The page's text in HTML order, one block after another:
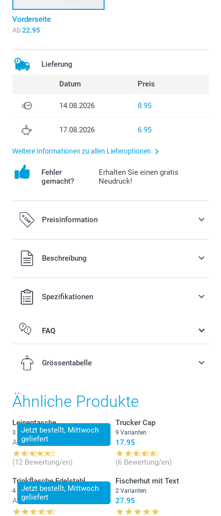
Vorderseite
Ab 22.95
Lieferung
Datum Preis
14.08.2026 8.95
17.08.2026 6.95
Weitere Informationen zu allen Lieferoptionen
Fehler
gemacht?
Erhalten Sie einen gratis
Neudruck!
Preisinformation
Alle Preise verstehen sich in Schweizer Franken (CHF) inkl.
MwSt. und zzgl. Versandkosten.
Beschreibung
Spezifikationen
FAQ
Grössentabelle
2-4 Jahre
50-51 cm
4-6 Jahre
51-52 cm
6-8 Jahre
Ähnliche Produkte
Jetzt bestellt, Mittwoch
geliefert
Leinentasche
3 Varianten
Ab 16.95
(12 Bewertung/en)
Trucker Cap
9 Varianten
17.95
(6 Bewertung/en)
Jetzt bestellt, Mittwoch
geliefert
Trinkflasche Edelstahl
4 Varianten
Ab 24.95
Fischerhut mit Text
2 Varianten
27.95